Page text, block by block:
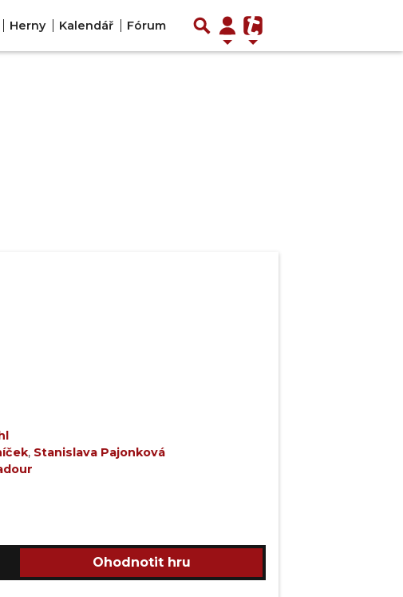
Herny Kalendář Fórum
, Stanislava Pajonková
Ohodnotit hru